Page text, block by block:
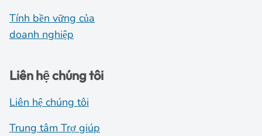
Tính bền vững của
doanh nghiệp
Liên hệ chúng tôi
Liên hệ chúng tôi
Trung tâm Trợ giúp